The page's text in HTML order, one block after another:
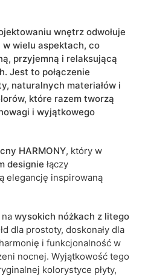
dąb kraft złoty
różowy
tak
5905723919491
na poziomie +/- 2–3 cm.
wnętrz odwołuje
wielu aspektach, co
przyjemną i relaksującą
Jest to połączenie
naturalnych materiałów i
które razem tworzą
i wyjątkowego
HARMONY, który w
designie łączy
elegancję inspirowaną
na wysokich nóżkach z litego
dla prostoty, doskonały dla
i funkcjonalność w
nocnej. Wyjątkowość tego
kolorystyce płyty,